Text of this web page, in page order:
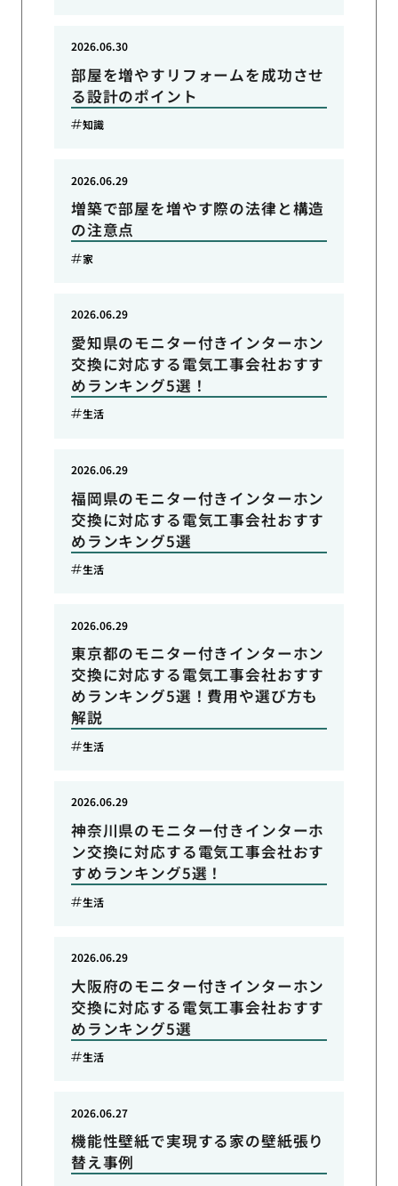
部屋を増やすリフォームを成功させ
る設計のポイント
2026.06.30
知識
増築で部屋を増やす際の法律と構造
の注意点
2026.06.29
家
愛知県のモニター付きインターホン
交換に対応する電気工事会社おすす
めランキング5選！
2026.06.29
生活
福岡県のモニター付きインターホン
交換に対応する電気工事会社おすす
めランキング5選
2026.06.29
生活
東京都のモニター付きインターホン
交換に対応する電気工事会社おすす
めランキング5選！費用や選び方も
解説
2026.06.29
生活
神奈川県のモニター付きインターホ
ン交換に対応する電気工事会社おす
すめランキング5選！
2026.06.29
生活
大阪府のモニター付きインターホン
交換に対応する電気工事会社おすす
めランキング5選
2026.06.29
生活
機能性壁紙で実現する家の壁紙張り
替え事例
2026.06.27